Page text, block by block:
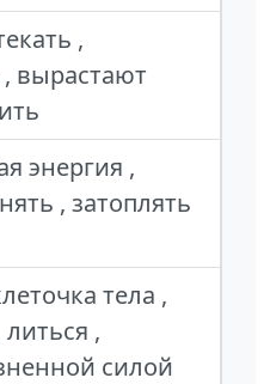
,
вырастают
энергия ,
, затоплять
тела ,
,
силой